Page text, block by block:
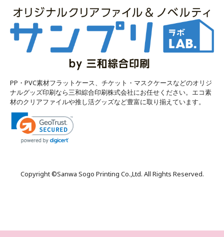
PP・PVC素材フラットケース、チケット・マスクケースなどのオリジ
ナルグッズ印刷なら三和綜合印刷株式会社にお任せください。エコ素
材のクリアファイルや推し活グッズなど豊富に取り揃えています。
Copyright ©Sanwa Sogo Printing Co.,Ltd. All Rights Reserved.